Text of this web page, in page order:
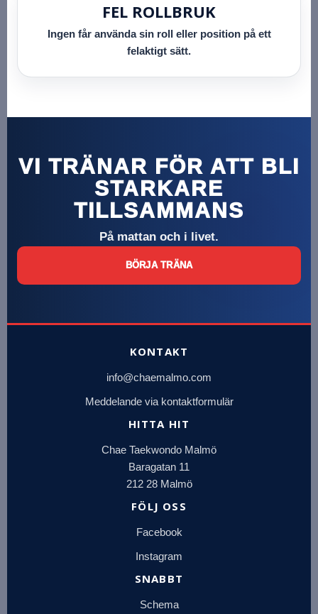
FEL ROLLBRUK
Ingen får använda sin roll eller position på ett
felaktigt sätt.
VI TRÄNAR FÖR ATT BLI
STARKARE
TILLSAMMANS
På mattan och i livet.
BÖRJA TRÄNA
KONTAKT
info@chaemalmo.com
Meddelande via kontaktformulär
HITTA HIT
Chae Taekwondo Malmö
Baragatan 11
212 28 Malmö
FÖLJ OSS
Facebook
Instagram
SNABBT
Schema